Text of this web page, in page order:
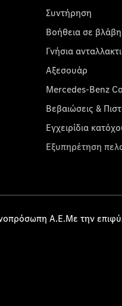
Συντήρηση
Βοήθεια σε
Γνήσια
Αξεσουάρ
Mercedes-Benz
Βεβαιώσεις &
Εγχειρίδια
Εξυπηρέτηση
Α.Ε.Με την